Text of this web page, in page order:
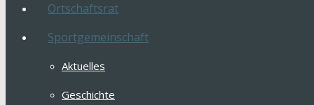
Ortschaftsrat
Sportgemeinschaft
Aktuelles
Geschichte